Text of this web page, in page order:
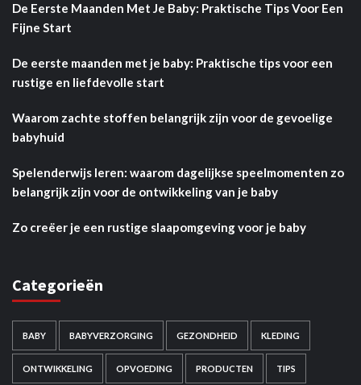
De Eerste Maanden Met Je Baby: Praktische Tips Voor Een
Fijne Start
De eerste maanden met je baby: Praktische tips voor een
rustige en liefdevolle start
Waarom zachte stoffen belangrijk zijn voor de gevoelige
babyhuid
Spelenderwijs leren: waarom dagelijkse speelmomenten zo
belangrijk zijn voor de ontwikkeling van je baby
Zo creëer je een rustige slaapomgeving voor je baby
Categorieën
BABY BABYVERZORGING GEZONDHEID KLEDING
ONTWIKKELING OPVOEDING PRODUCTEN TIPS